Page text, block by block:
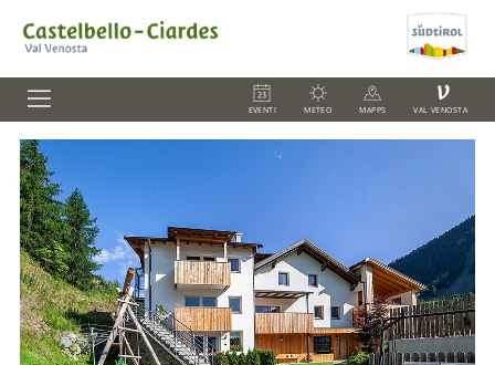
EVENTI METEO MAPPS
V
VAL VENOSTA